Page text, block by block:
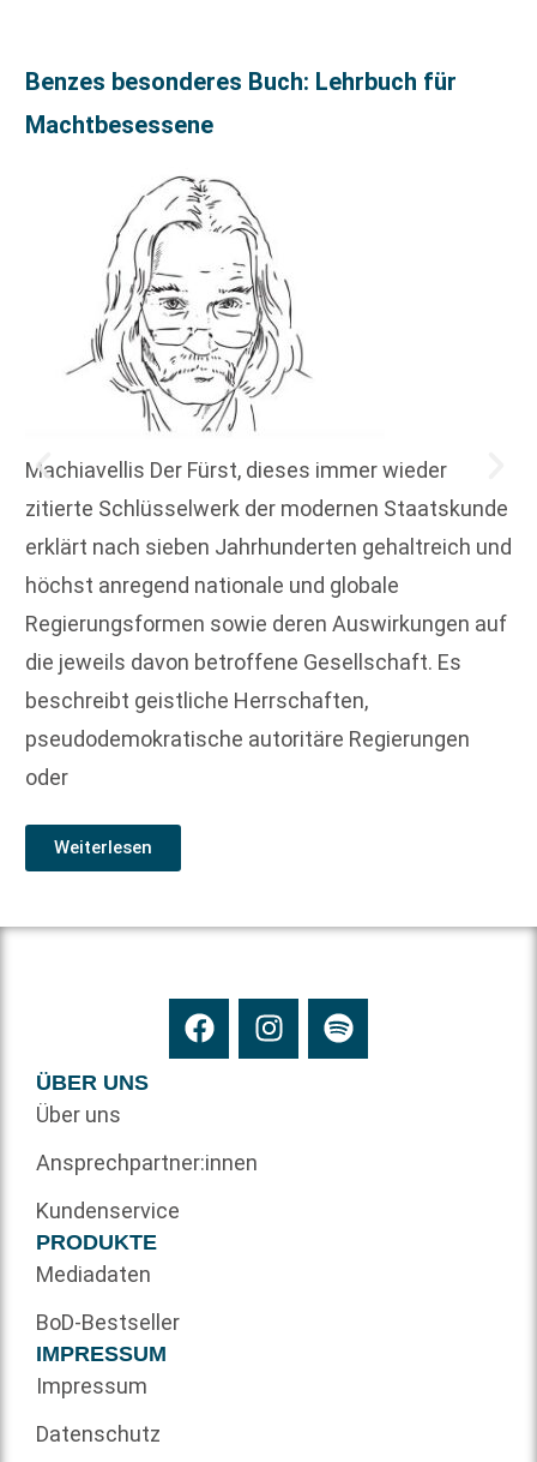
Benzes besonderes Buch: Lehrbuch für
Machtbesessene
Machiavellis Der Fürst, dieses immer wieder
zitierte Schlüsselwerk der modernen Staatskunde
erklärt nach sieben Jahrhunderten gehaltreich und
höchst anregend nationale und globale
Regierungsformen sowie deren Auswirkungen auf
die jeweils davon betroffene Gesellschaft. Es
beschreibt geistliche Herrschaften,
pseudodemokratische autoritäre Regierungen
oder
Weiterlesen
ÜBER UNS
Über uns
Ansprechpartner:innen
Kundenservice
PRODUKTE
Mediadaten
BoD-Bestseller
IMPRESSUM
Impressum
Datenschutz